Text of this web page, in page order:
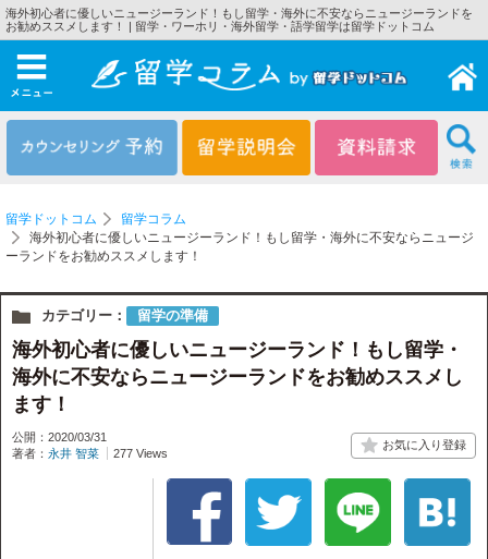
海外初心者に優しいニュージーランド！もし留学・海外に不安ならニュージーランドを
お勧めススメします！ | 留学・ワーホリ・海外留学・語学留学は留学ドットコム
メニュー
留学ドットコム
留学コラム
海外初心者に優しいニュージーランド！もし留学・海外に不安ならニュージ
ーランドをお勧めススメします！
カテゴリー： 留学の準備
海外初心者に優しいニュージーランド！もし留学・
海外に不安ならニュージーランドをお勧めススメし
ます！
公開：2020/03/31
著者： 永井 智菜 277 Views